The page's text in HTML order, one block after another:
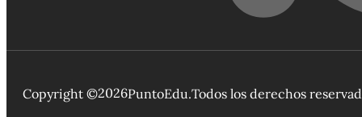
Copyright ©2026PuntoEdu.Todos los derechos